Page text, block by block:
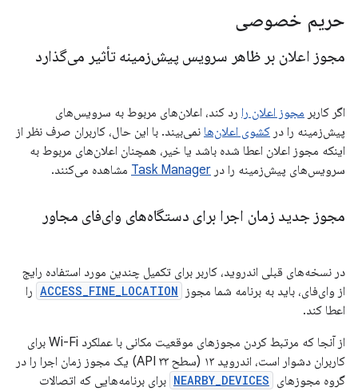
حریم خصوصی
مجوز اعلان بر ظاهر سرویس پیش‌زمینه تأثیر می‌گذارد
اگر کاربر مجوز اعلان را رد کند، اعلان‌های مربوط به سرویس‌های
پیش‌زمینه را در کشوی اعلان‌ها نمی‌بیند. با این حال، کاربران صرف نظر از
اینکه مجوز اعلان اعطا شده باشد یا خیر، همچنان اعلان‌های مربوط به
سرویس‌های پیش‌زمینه را در Task Manager مشاهده می‌کنند.
مجوز جدید زمان اجرا برای دستگاه‌های وای‌فای مجاور
در نسخه‌های قبلی اندروید، کاربر برای تکمیل چندین مورد استفاده رایج
از وای‌فای، باید به برنامه شما مجوز
ACCESS_FINE_LOCATION را
اعطا کند.
از آنجا که مرتبط کردن مجوزهای موقعیت مکانی با عملکرد Wi-Fi برای
کاربران دشوار است، اندروید ۱۳ (سطح API ۳۳) یک مجوز زمان اجرا را در
گروه مجوزهای NEARBY_DEVICES برای برنامه‌هایی که اتصالات